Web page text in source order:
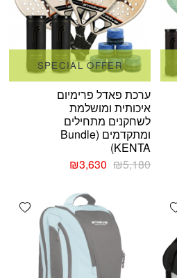
SPECIAL OFFER
ערכת פאדל פרימיום
איכותית ומושלמת
לשחקנים מתחילים
ומתקדמים (Bundle
KENTA)
₪5,180
המחיר
₪5,180.
₪3,630 המחיר
₪3,630.
Add wishlist